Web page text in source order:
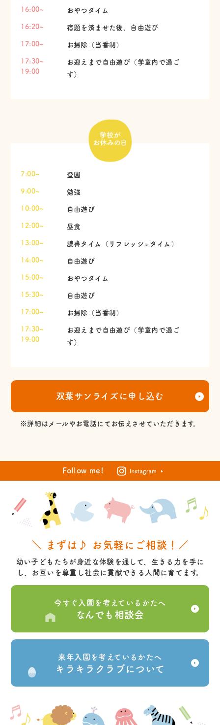
16:00~ おやつタイム
16:20~ 宿題を済ませた後、自由遊び
17:00~ お掃除（当番制）
17:30~
19:00
お迎えまで自由遊び（学童内で過ご
す）
7:00~ 登園
9:00~ 勉強
10:00~ 自由遊び
12:00~ 昼食
13:00~ 読書タイム（リフレッシュタイム）
14:00~ 自由遊び
15:00~ おやつタイム
15:30~ 自由遊び
17:00~ お掃除（当番制）
17:30~
19:00
お迎えまで自由遊び（学童内で過ご
す）
双葉サンライズに申し込む
※詳細はメールやお電話にてお伝えさせていただきます。
Follow me!
＼ まずは♪ お気軽にご相談！／
幼い子どもたちが身近な体験を通して、生きる力を手に
し、お互いを尊重し社会に貢献できる人間に育てます。
今すぐ入園を考えているかたへ
なんでも相談会
来年入園を考えているかたへ
キラキラクラブについて